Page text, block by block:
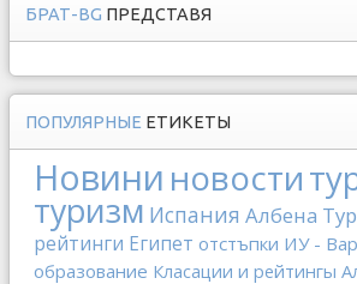
БРАТ-BG ПРЕДСТАВЯ
ПОПУЛЯРНЫЕ ЕТИКЕТЫ
Новини новости
туризм Испания Албена
рейтинги Египет отстъпки ИУ -
образование Класации и рейтингы